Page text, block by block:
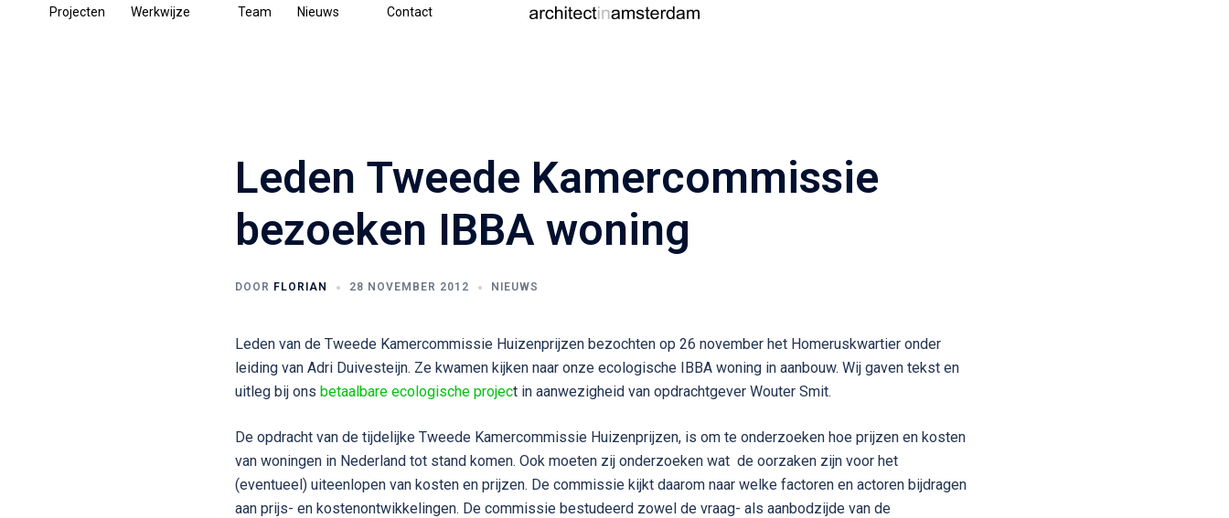
Projecten Werkwijze Team Nieuws Contact
Leden Tweede Kamercommissie
bezoeken IBBA woning
DOOR FLORIAN 28 NOVEMBER 2012 NIEUWS
Leden van de Tweede Kamercommissie Huizenprijzen bezochten op 26 november het Homeruskwartier onder
leiding van Adri Duivesteijn. Ze kwamen kijken naar onze ecologische IBBA woning in aanbouw. Wij gaven tekst en
uitleg bij ons betaalbare ecologische project in aanwezigheid van opdrachtgever Wouter Smit.
De opdracht van de tijdelijke Tweede Kamercommissie Huizenprijzen, is om te onderzoeken hoe prijzen en kosten
van woningen in Nederland tot stand komen. Ook moeten zij onderzoeken wat de oorzaken zijn voor het
(eventueel) uiteenlopen van kosten en prijzen. De commissie kijkt daarom naar welke factoren en actoren bijdragen
aan prijs- en kostenontwikkelingen. De commissie bestudeerd zowel de vraag- als aanbodzijde van de